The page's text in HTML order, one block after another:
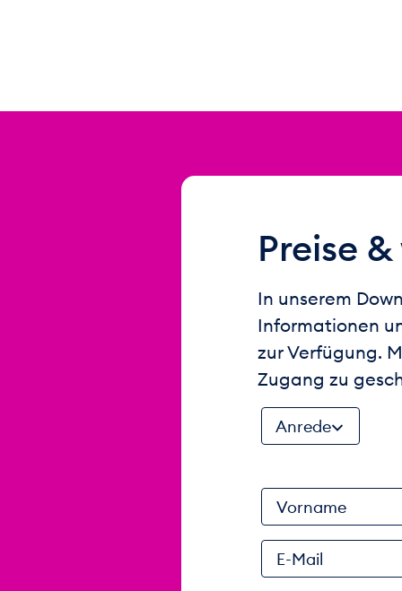
Preise
In unserem
Informationen
zur Verfügung.
Zugang zu
Anrede
Vorname
E-Mail